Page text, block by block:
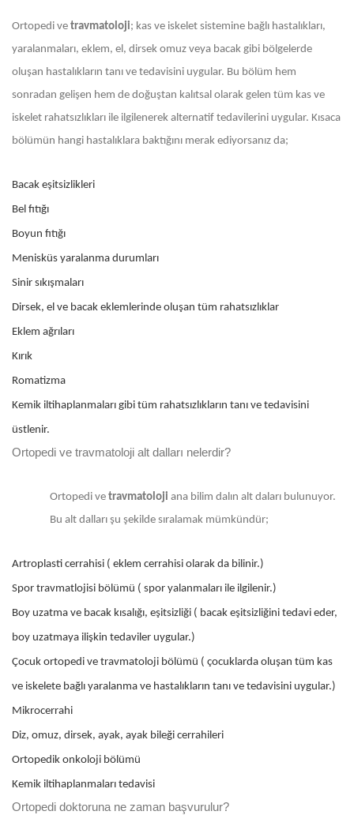
Ortopedi ve travmatoloji; kas ve iskelet sistemine bağlı hastalıkları,
yaralanmaları, eklem, el, dirsek omuz veya bacak gibi bölgelerde
oluşan hastalıkların tanı ve tedavisini uygular. Bu bölüm hem
sonradan gelişen hem de doğuştan kalıtsal olarak gelen tüm kas ve
iskelet rahatsızlıkları ile ilgilenerek alternatif tedavilerini uygular. Kısaca
bölümün hangi hastalıklara baktığını merak ediyorsanız da;
Bacak eşitsizlikleri
Bel fıtığı
Boyun fıtığı
Menisküs yaralanma durumları
Sinir sıkışmaları
Dirsek, el ve bacak eklemlerinde oluşan tüm rahatsızlıklar
Eklem ağrıları
Kırık
Romatizma
Kemik iltihaplanmaları gibi tüm rahatsızlıkların tanı ve tedavisini
üstlenir.
Ortopedi ve travmatoloji alt dalları nelerdir?
Ortopedi ve travmatoloji ana bilim dalın alt daları bulunuyor.
Bu alt dalları şu şekilde sıralamak mümkündür;
Artroplasti cerrahisi ( eklem cerrahisi olarak da bilinir.)
Spor travmatlojisi bölümü ( spor yalanmaları ile ilgilenir.)
Boy uzatma ve bacak kısalığı, eşitsizliği ( bacak eşitsizliğini tedavi eder,
boy uzatmaya ilişkin tedaviler uygular.)
Çocuk ortopedi ve travmatoloji bölümü ( çocuklarda oluşan tüm kas
ve iskelete bağlı yaralanma ve hastalıkların tanı ve tedavisini uygular.)
Mikrocerrahi
Diz, omuz, dirsek, ayak, ayak bileği cerrahileri
Ortopedik onkoloji bölümü
Kemik iltihaplanmaları tedavisi
Ortopedi doktoruna ne zaman başvurulur?